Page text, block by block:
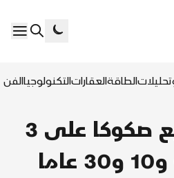
الطاقةالعقاراتالتكنولوجياالفن
السعودية تبيع صكوكا على 3